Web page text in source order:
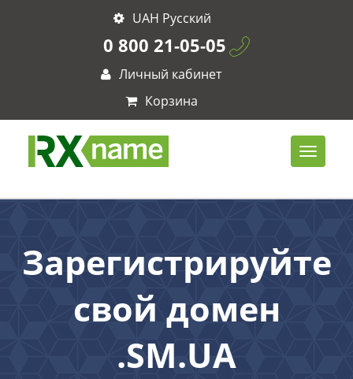
UAH Русский
0 800 21-05-05
Личный кабинет
Корзина
Зарегистрируйте
свой домен
.SM.UA